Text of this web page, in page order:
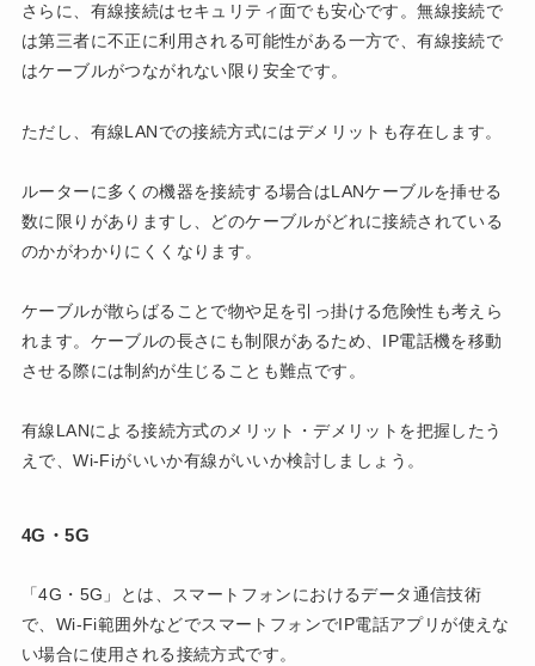
さらに、有線接続はセキュリティ面でも安心です。無線接続で
は第三者に不正に利用される可能性がある一方で、有線接続で
はケーブルがつながれない限り安全です。
ただし、有線LANでの接続方式にはデメリットも存在します。
ルーターに多くの機器を接続する場合はLANケーブルを挿せる
数に限りがありますし、どのケーブルがどれに接続されている
のかがわかりにくくなります。
ケーブルが散らばることで物や足を引っ掛ける危険性も考えら
れます。ケーブルの長さにも制限があるため、IP電話機を移動
させる際には制約が生じることも難点です。
有線LANによる接続方式のメリット・デメリットを把握したう
えで、Wi-Fiがいいか有線がいいか検討しましょう。
4G・5G
「4G・5G」とは、スマートフォンにおけるデータ通信技術
で、Wi-Fi範囲外などでスマートフォンでIP電話アプリが使えな
い場合に使用される接続方式です。